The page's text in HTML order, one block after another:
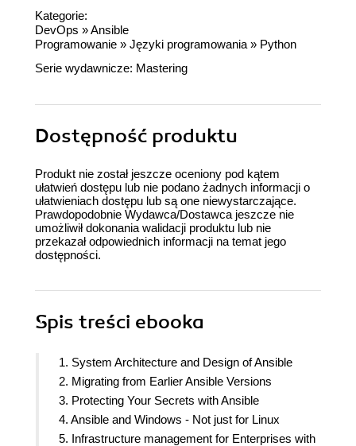
Kategorie:
DevOps »Ansible
Programowanie » Języki programowania » Python
Serie wydawnicze: Mastering
Dostępność produktu
Produkt nie został jeszcze oceniony pod kątem
ułatwień dostępu lub nie podano żadnych informacji o
ułatwieniach dostępu lub są one niewystarczające.
Prawdopodobnie Wydawca/Dostawca jeszcze nie
umożliwił dokonania walidacji produktu lub nie
przekazał odpowiednich informacji na temat jego
dostępności.
Spis treści ebooka
1. System Architecture and Design of Ansible
2. Migrating from Earlier Ansible Versions
3. Protecting Your Secrets with Ansible
4. Ansible and Windows - Not just for Linux
5. Infrastructure management for Enterprises with